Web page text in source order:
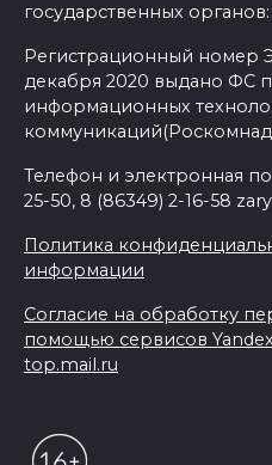
государственных органов:
Регистрационный номер
декабря 2020 выдано ФС
информационных
Телефон и электронная
25-50, 8 (86349) 2-16-58
Политика
информации
Согласие на обработку
помощью сервисов
top.mail.ru